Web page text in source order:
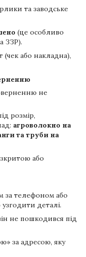
та заводське
(це особливо
ЗЗР).
(чек або накладна),
не
розмір,
агроволокно на
та труби на
або
за телефоном або
деталі.
не пошкодився під
за адресою, яку